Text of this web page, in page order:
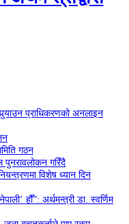
प्राधिकरणको अनलाइन
गठन
पुनरावलोकन गरिँदै
विशेष ध्यान दिन
हौँ”: अर्थमन्त्री डा. स्वर्णिम